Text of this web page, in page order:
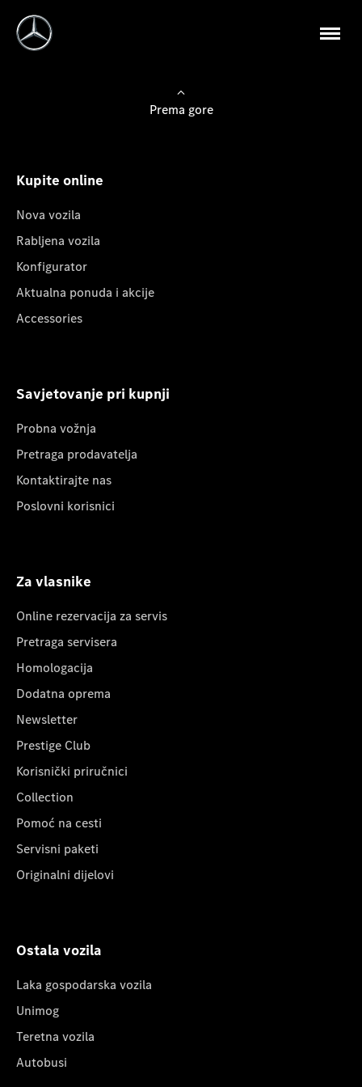
Prema gore
Kupite online
Nova vozila
Rabljena vozila
Konfigurator
Aktualna ponuda i akcije
Accessories
Savjetovanje pri kupnji
Probna vožnja
Pretraga prodavatelja
Kontaktirajte nas
Poslovni korisnici
Za vlasnike
Online rezervacija za servis
Pretraga servisera
Homologacija
Dodatna oprema
Newsletter
Prestige Club
Korisnički priručnici
Collection
Pomoć na cesti
Servisni paketi
Originalni dijelovi
Ostala vozila
Laka gospodarska vozila
Unimog
Teretna vozila
Autobusi